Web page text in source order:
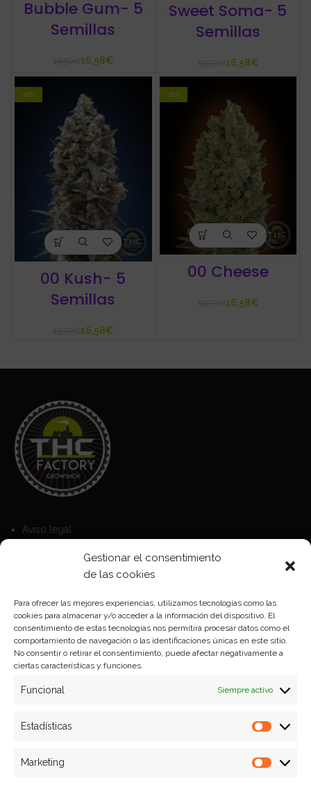
Gestionar el consentimiento
de las cookies
Para ofrecer las mejores experiencias, utilizamos tecnologías como las
cookies para almacenar y/o acceder a la información del dispositivo. El
consentimiento de estas tecnologías nos permitirá procesar datos como el
comportamiento de navegación o las identificaciones únicas en este sitio.
No consentir o retirar el consentimiento, puede afectar negativamente a
ciertas características y funciones.
Funcional Siempre activo
Estadísticas
Marketing
Bubble Gum- 5
Semillas
€16,58€
Sweet Soma- 5
Semillas
16,58€
-15%
00 Kush- 5
Semillas
€16,58€
-15%
00 Cheese
16,58€
Aviso legal
Política de Cookies
Política de privacidad
Formas de pago
Plazos y condiciones de envio
Politica de devoluciones